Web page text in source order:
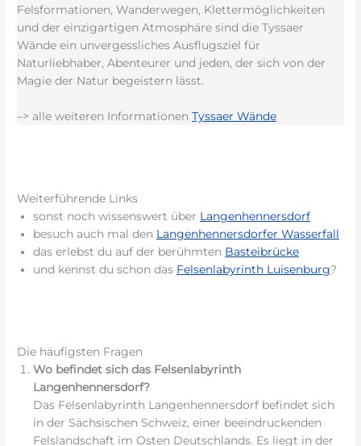
Felsformationen, Wanderwegen, Klettermöglichkeiten
und der einzigartigen Atmosphäre sind die Tyssaer
Wände ein unvergessliches Ausflugsziel für
Naturliebhaber, Abenteurer und jeden, der sich von der
Magie der Natur begeistern lässt.
–> alle weiteren InformationenTyssaer Wände
Weiterführende Links
sonst noch wissenswert über Langenhennersdorf
besuch auch mal den Langenhennersdorfer Wasserfall
das erlebst du auf der berühmten Basteibrücke
und kennst du schon das Felsenlabyrinth Luisenburg?
Die häufigsten Fragen
Wo befindet sich das Felsenlabyrinth
Langenhennersdorf?
Das Felsenlabyrinth Langenhennersdorf befindet sich
in der Sächsischen Schweiz, einer beeindruckenden
Felslandschaft im Osten Deutschlands. Es liegt in der